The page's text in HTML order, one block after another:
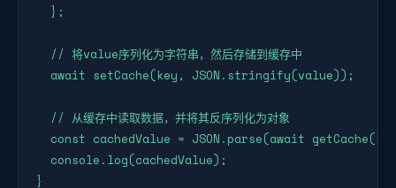
  };
  // 将value序列化为字符串，然后存储到缓存中
  await setCache(key, JSON.stringify(value));
  // 从缓存中读取数据，并将其反序列化为对象
const cachedValue = JSON.parse(await
  console.log(cachedValue);
}